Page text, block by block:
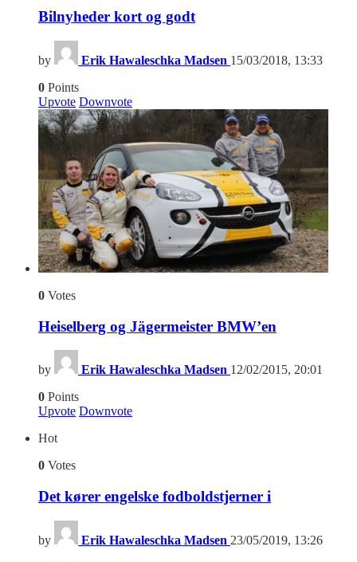
Bilnyheder kort og godt
by Erik Hawaleschka Madsen 15/03/2018, 13:33
0 Points
Upvote Downvote
0 Votes
Heiselberg og Jägermeister BMW’en
by Erik Hawaleschka Madsen 12/02/2015, 20:01
0 Points
Upvote Downvote
Hot
0 Votes
Det kører engelske fodboldstjerner i
by Erik Hawaleschka Madsen 23/05/2019, 13:26